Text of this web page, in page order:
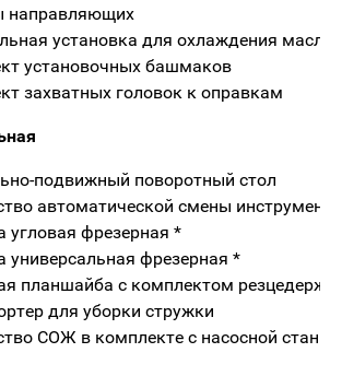
направляющих
установка для охлаждения масла
установочных башмаков
захватных головок к оправкам
подвижный поворотный стол
автоматической смены
угловая фрезерная *
универсальная фрезерная *
планшайба с комплектом
для уборки стружки
СОЖ в комплекте с насосной